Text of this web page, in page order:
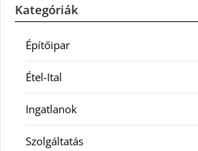
Kategóriák
Építőipar
Étel-Ital
Ingatlanok
Szolgáltatás